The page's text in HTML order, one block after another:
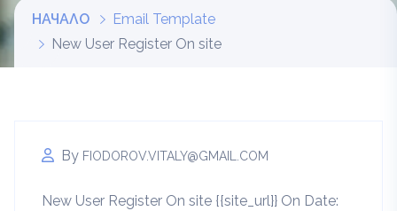
НАЧАЛО
Email Template
New User Register On site
By FIODOROV.VITALY@GMAIL.COM
New User Register On site {{site_url}} On Date: